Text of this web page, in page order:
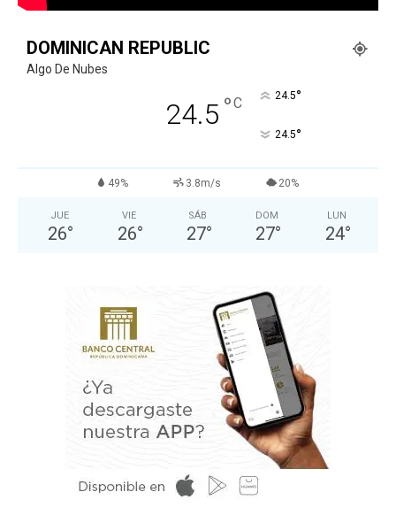
DOMINICAN REPUBLIC
Algo De Nubes
24.5 °C 24.5°
24.5°
49% 3.8m/s 20%
JUE
26°
VIE
26°
SÁB
27°
DOM
27°
LUN
24°